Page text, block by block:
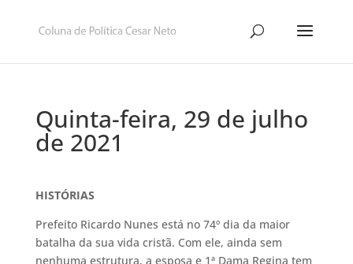
Quinta-feira, 29 de julho
de 2021
HISTÓRIAS
Prefeito Ricardo Nunes está no 74º dia da maior
batalha da sua vida cristã. Com ele, ainda sem
nenhuma estrutura, a esposa e 1ª Dama Regina tem